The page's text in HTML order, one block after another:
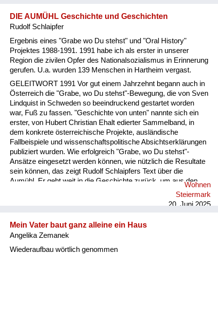
geprägt. Ich...
DIE AUMÜHL Geschichte und Geschichten
Rudolf Schlaipfer
Ergebnis eines "Grabe wo Du stehst" und "Oral History"
Projektes 1988-1991. 1991 habe ich als erster in unserer
Region die zivilen Opfer des Nationalsozialismus in Erinnerung
gerufen. U.a. wurden 139 Menschen in Hartheim vergast.
GELEITWORT 1991 Vor gut einem Jahrzehnt begann auch in
Österreich die "Grabe, wo Du stehst"-Bewegung, die von Sven
Lindquist in Schweden so beeindruckend gestartet worden
war, Fuß zu fassen. "Geschichte von unten" nannte sich ein
erster, von Hubert Christian Ehalt edierter Sammelband, in
dem konkrete österreichische Projekte, ausländische
Fallbeispiele und wissenschaftspolitische Absichtserklärungen
publiziert wurden. Wie erfolgreich "Grabe, wo Du stehst"-
Ansätze eingesetzt werden können, wie nützlich die Resultate
sein können, das zeigt Rudolf Schlaipfers Text über die
Aumühl. Er geht weit in die Geschichte zurück, um aus den
Dokumenten der Archive frühere Jahrhunderte ins Blickfeld zu
rücken. Sobald aber die moderne Industriegesellschaft
Qualität dieses neuen historischen Arbeitens sichtbar. Im
Leben in der Kolonie verschränken sich Beruf, Alltag, Kultur
und Familie zu einem bunten Bild, werden Lebensschicksale
un...
Wohnen
Steiermark
20. Juni 2025
Mein Vater baut ganz alleine ein Haus
Angelika Zemanek
Wiederaufbau wörtlich genommen